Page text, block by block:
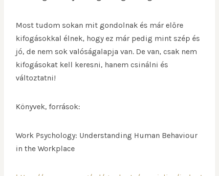
Most tudom sokan mit gondolnak és már előre
kifogásokkal élnek, hogy ez már pedig mint szép és
jó, de nem sok valóságalapja van. De van, csak nem
kifogásokat kell keresni, hanem csinálni és
változtatni!
Könyvek, források:
Work Psychology: Understanding Human Behaviour
in the Workplace